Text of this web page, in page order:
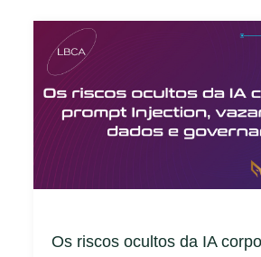
Os riscos ocultos da IA